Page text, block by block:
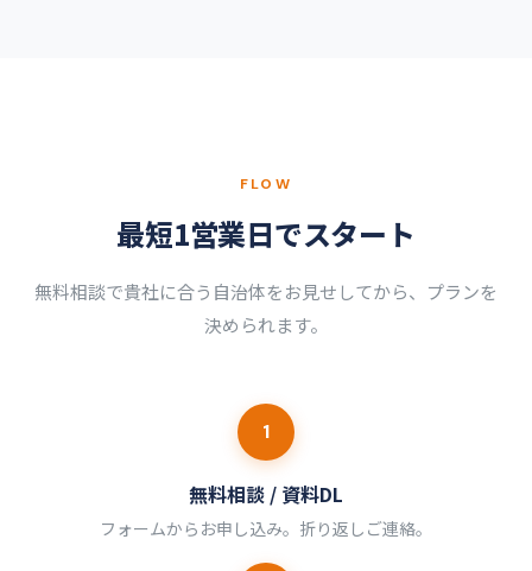
FLOW
最短1営業日でスタート
無料相談で貴社に合う自治体をお見せしてから、プランを
決められます。
1
無料相談 / 資料DL
フォームからお申し込み。折り返しご連絡。